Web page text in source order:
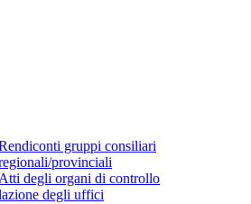
gruppi consiliari
provinciali
Atti degli organi di controllo
degli uffici